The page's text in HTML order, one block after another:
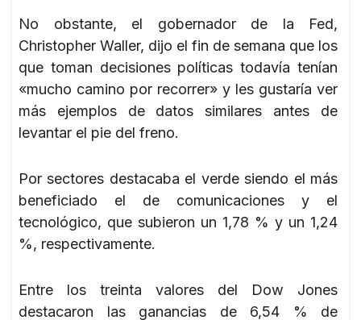
No obstante, el gobernador de la Fed,
Christopher Waller, dijo el fin de semana que los
que toman decisiones políticas todavía tenían
«mucho camino por recorrer» y les gustaría ver
más ejemplos de datos similares antes de
levantar el pie del freno.
Por sectores destacaba el verde siendo el más
beneficiado el de comunicaciones y el
tecnológico, que subieron un 1,78 % y un 1,24
%, respectivamente.
Entre los treinta valores del Dow Jones
destacaron las ganancias de 6,54 % de